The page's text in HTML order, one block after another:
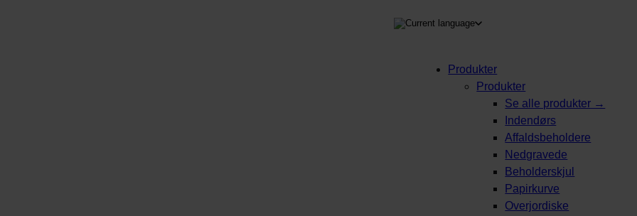
Produkter
Produkter
Se alle produkter →
Indendørs
Affaldsbeholdere
Nedgravede
Beholderskjul
Papirkurve
Overjordiske